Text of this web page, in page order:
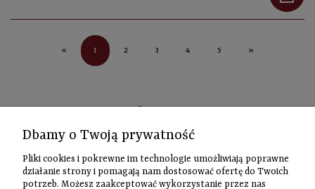
« 1 2 3 4 5 »
Szybki
kontakt
Dbamy o Twoją prywatność
Pliki cookies i pokrewne im technologie umożliwiają poprawne
działanie strony i pomagają nam dostosować ofertę do Twoich
potrzeb. Możesz zaakceptować wykorzystanie przez nas